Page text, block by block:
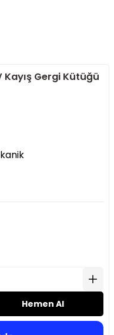
Kayış Gergi Kütüğü
Hemen Al